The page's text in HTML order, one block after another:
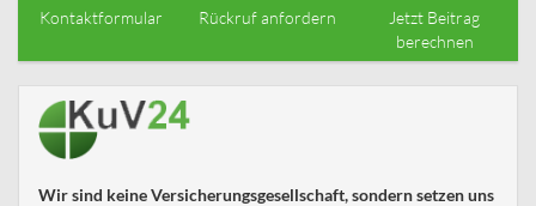
Kontaktformular Rückruf anfordern
Jetzt Beitrag
berechnen
Wir sind keine Versicherungsgesellschaft, sondern setzen uns